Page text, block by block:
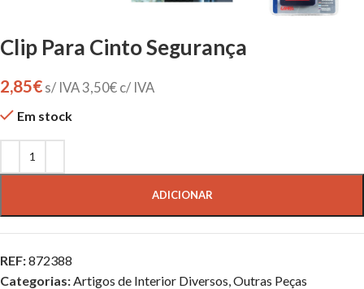
Clip Para Cinto Segurança
2,85€ s/ IVA3,50€ c/ IVA
Em stock
ADICIONAR
REF:872388
Categorias:Artigos de Interior Diversos,Outras Peças